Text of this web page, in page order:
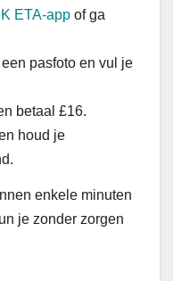
ETA-app of ga
pasfoto en vul je
betaal £16.
houd je
enkele minuten
je zonder zorgen